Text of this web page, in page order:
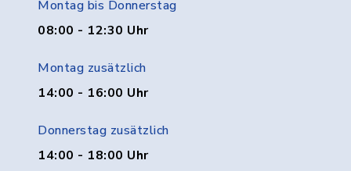
Montag bis Donnerstag
08:00 - 12:30 Uhr
Montag zusätzlich
14:00 - 16:00 Uhr
Donnerstag zusätzlich
14:00 - 18:00 Uhr